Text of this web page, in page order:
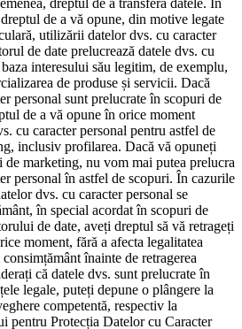
dreptul de a transfera datele. În
de a vă opune, din motive legate
utilizării datelor dvs. cu caracter
de date prelucrează datele dvs. cu
interesului său legitim, de exemplu,
de produse și servicii. Dacă
personal sunt prelucrate în scopuri de
de a vă opune în orice moment
cu caracter personal pentru astfel de
inclusiv profilarea. Dacă vă opuneți
marketing, nu vom mai putea prelucra
personal în astfel de scopuri. În cazurile
dvs. cu caracter personal se
în special acordat în scopuri de
de date, aveți dreptul să vă retrageți
moment, fără a afecta legalitatea
înainte de retragerea
că datele dvs. sunt prelucrate în
legale, puteți depune o plângere la
competentă, respectiv la
pentru Protecția Datelor cu Caracter